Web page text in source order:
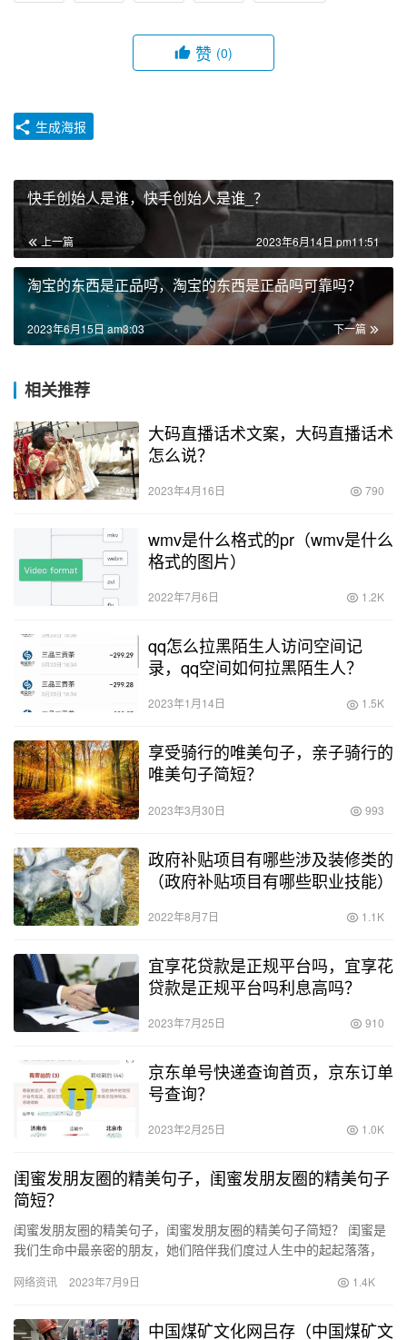
赞 (0)
生成海报
快手创始人是谁，快手创始人是谁_？
上一篇 2023年6月14日 pm11:51
淘宝的东西是正品吗，淘宝的东西是正品吗可靠吗？
下一篇
2023年6月15日 am3:03
相关推荐
大码直播话术文案，大码直播话术
怎么说？
2023年4月16日 790
wmv是什么格式的pr（wmv是什么
格式的图片）
2022年7月6日 1.2K
qq怎么拉黑陌生人访问空间记
录，qq空间如何拉黑陌生人？
2023年1月14日 1.5K
享受骑行的唯美句子，亲子骑行的
唯美句子简短？
2023年3月30日 993
政府补贴项目有哪些涉及装修类的
（政府补贴项目有哪些职业技能）
2022年8月7日 1.1K
宜享花贷款是正规平台吗，宜享花
贷款是正规平台吗利息高吗？
2023年7月25日 910
京东单号快递查询首页，京东订单
号查询？
2023年2月25日 1.0K
闺蜜发朋友圈的精美句子，闺蜜发朋友圈的精美句子
简短？
闺蜜发朋友圈的精美句子，闺蜜发朋友圈的精美句子简短？ 闺蜜是
我们生命中最亲密的朋友，她们陪伴我们度过人生中的起起落落，
友圈…
网络资讯 2023年7月9日 1.4K
中国煤矿文化网吕存（中国煤矿文